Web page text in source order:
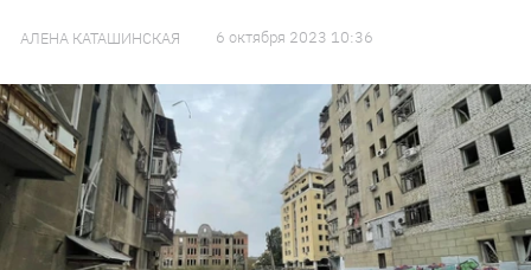
АЛЕНА КАТАШИНСКАЯ 6 октября 2023 10:36